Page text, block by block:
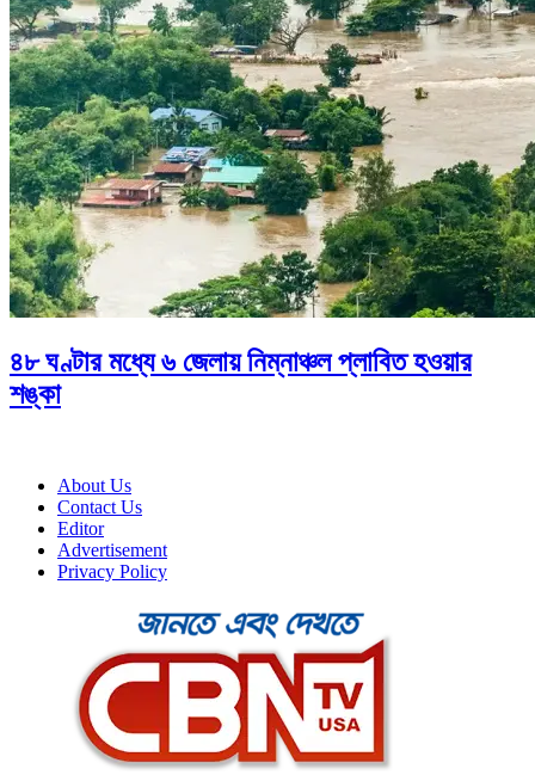
৪৮ ঘণ্টার মধ্যে ৬ জেলায় নিম্নাঞ্চল প্লাবিত হওয়ার
শঙ্কা
About Us
Contact Us
Editor
Advertisement
Privacy Policy